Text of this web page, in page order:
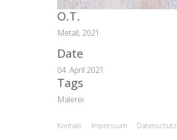
O.T.
Metall, 2021
Date
04. April 2021
Tags
Malerei
Kontakt Impressum Datenschutz